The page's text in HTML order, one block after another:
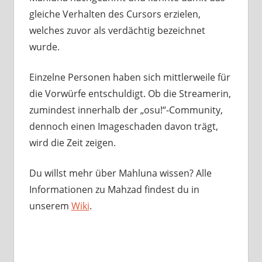
gleiche Verhalten des Cursors erzielen,
welches zuvor als verdächtig bezeichnet
wurde.
Einzelne Personen haben sich mittlerweile für
die Vorwürfe entschuldigt. Ob die Streamerin,
zumindest innerhalb der „osu!“-Community,
dennoch einen Imageschaden davon trägt,
wird die Zeit zeigen.
Du willst mehr über Mahluna wissen? Alle
Informationen zu Mahzad findest du in
unserem Wiki.